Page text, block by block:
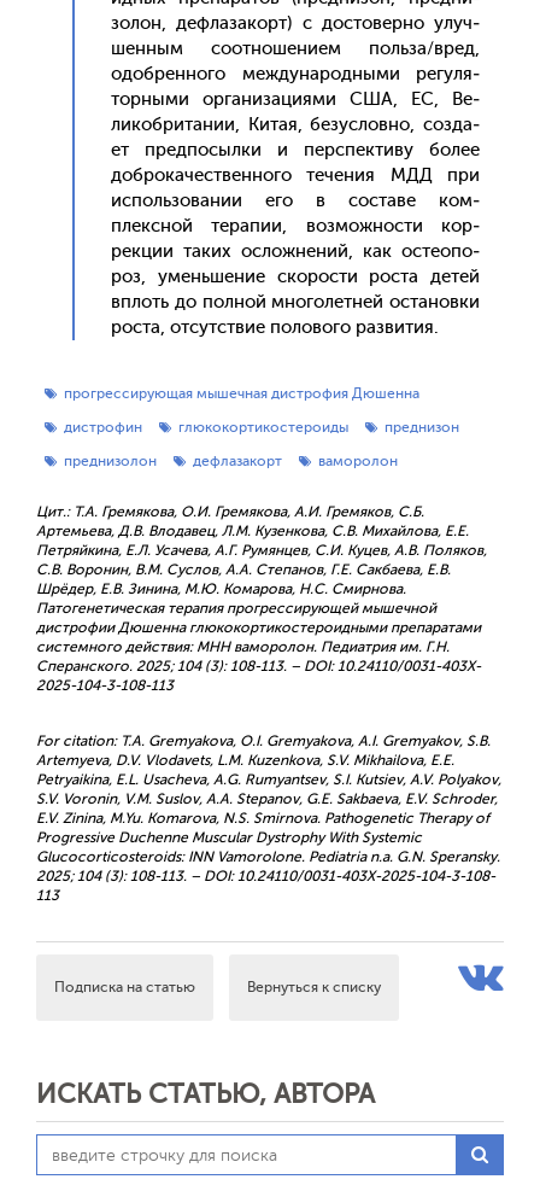
золон, деф­ла­закорт) с дос­то­вер­но улуч­
шенным со­от­но­шени­ем поль­за/вред,
одоб­ренно­го меж­ду­народ­ны­ми ре­гуля­
тор­ны­ми ор­га­низа­ци­ями США, ЕС, Ве­
ликоб­ри­тании, Ки­тая, бе­зус­ловно, соз­да­
ет пред­по­сыл­ки и пер­спек­ти­ву бо­лее
доб­ро­качес­твен­но­го те­чения МДД при
ис­поль­зо­вании его в сос­та­ве ком­
плексной те­рапии, воз­можнос­ти кор­
рекции та­ких ос­ложне­ний, как ос­те­опо­
роз, умень­ше­ние ско­рос­ти рос­та де­тей
вплоть до пол­ной мно­голет­ней ос­та­нов­ки
рос­та, от­сутс­твие по­лово­го раз­ви­тия.
прогрессирующая мышечная дистрофия Дюшенна
дистрофин
глюкокортикостероиды
преднизон
преднизолон
дефлазакорт ваморолон
Цит.: Т.А. Гремякова, О.И. Гремякова, А.И. Гремяков, С.Б.
Артемьева, Д.В. Влодавец, Л.М. Кузенкова, С.В. Михайлова, Е.Е.
Петряйкина, Е.Л. Усачева, А.Г. Румянцев, С.И. Куцев, А.В. Поляков,
С.В. Воронин, В.М. Суслов, А.А. Степанов, Г.Е. Сакбаева, Е.В.
Шрёдер, Е.В. Зинина, М.Ю. Комарова, Н.С. Смирнова.
Патогенетическая терапия прогрессирующей мышечной
дистрофии Дюшенна глюкокортикостероидными препаратами
системного действия: МНН ваморолон. Педиатрия им. Г.Н.
Сперанского. 2025; 104 (3): 108-113. – DOI: 10.24110/0031-403X-
2025-104-3-108-113
For citation: T.A. Gremyakova, O.I. Gremyakova, A.I. Gremyakov, S.B.
Artemyeva, D.V. Vlodavets, L.M. Kuzenkova, S.V. Mikhailova, E.E.
Petryaikina, E.L. Usacheva, A.G. Rumyantsev, S.I. Kutsiev, A.V. Polyakov,
S.V. Voronin, V.M. Suslov, A.A. Stepanov, G.E. Sakbaeva, E.V. Schroder,
E.V. Zinina, M.Yu. Komarova, N.S. Smirnova. Pathogenetic Therapy of
Progressive Duchenne Muscular Dystrophy With Systemic
Glucocorticosteroids: INN Vamorolone. Pediatria n.a. G.N. Speransky.
2025; 104 (3): 108-113. – DOI: 10.24110/0031-403X-2025-104-3-108-
113
Подписка на статью Вернуться к списку
ИСКАТЬ СТАТЬЮ, АВТОРА